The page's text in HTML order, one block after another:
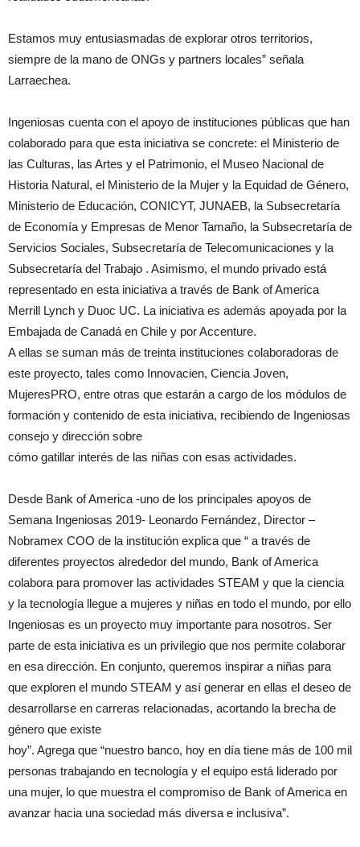
Estamos muy entusiasmadas de explorar otros territorios,
siempre de la mano de ONGs y partners locales” señala
Larraechea.
Ingeniosas cuenta con el apoyo de instituciones públicas que han
colaborado para que esta iniciativa se concrete: el Ministerio de
las Culturas, las Artes y el Patrimonio, el Museo Nacional de
Historia Natural, el Ministerio de la Mujer y la Equidad de Género,
Ministerio de Educación, CONICYT, JUNAEB, la Subsecretaría
de Economía y Empresas de Menor Tamaño, la Subsecretaría de
Servicios Sociales, Subsecretaría de Telecomunicaciones y la
Subsecretaría del Trabajo . Asimismo, el mundo privado está
representado en esta iniciativa a través de Bank of America
Merrill Lynch y Duoc UC. La iniciativa es además apoyada por la
Embajada de Canadá en Chile y por Accenture.
A ellas se suman más de treinta instituciones colaboradoras de
este proyecto, tales como Innovacien, Ciencia Joven,
MujeresPRO, entre otras que estarán a cargo de los módulos de
formación y contenido de esta iniciativa, recibiendo de Ingeniosas
consejo y dirección sobre
cómo gatillar interés de las niñas con esas actividades.
Desde Bank of America -uno de los principales apoyos de
Semana Ingeniosas 2019- Leonardo Fernández, Director –
Nobramex COO de la institución explica que “ a través de
diferentes proyectos alrededor del mundo, Bank of America
colabora para promover las actividades STEAM y que la ciencia
y la tecnología llegue a mujeres y niñas en todo el mundo, por ello
Ingeniosas es un proyecto muy importante para nosotros. Ser
parte de esta iniciativa es un privilegio que nos permite colaborar
en esa dirección. En conjunto, queremos inspirar a niñas para
que exploren el mundo STEAM y así generar en ellas el deseo de
desarrollarse en carreras relacionadas, acortando la brecha de
género que existe
hoy”. Agrega que “nuestro banco, hoy en día tiene más de 100 mil
personas trabajando en tecnología y el equipo está liderado por
una mujer, lo que muestra el compromiso de Bank of America en
avanzar hacia una sociedad más diversa e inclusiva”.